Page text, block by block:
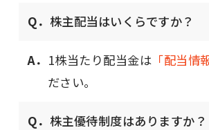
Q． 株主配当はいくらですか？
A． 1株当たり配当金は 「配当情
ださい。
Q． 株主優待制度はありますか？